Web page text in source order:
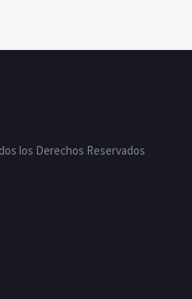
los Derechos Reservados